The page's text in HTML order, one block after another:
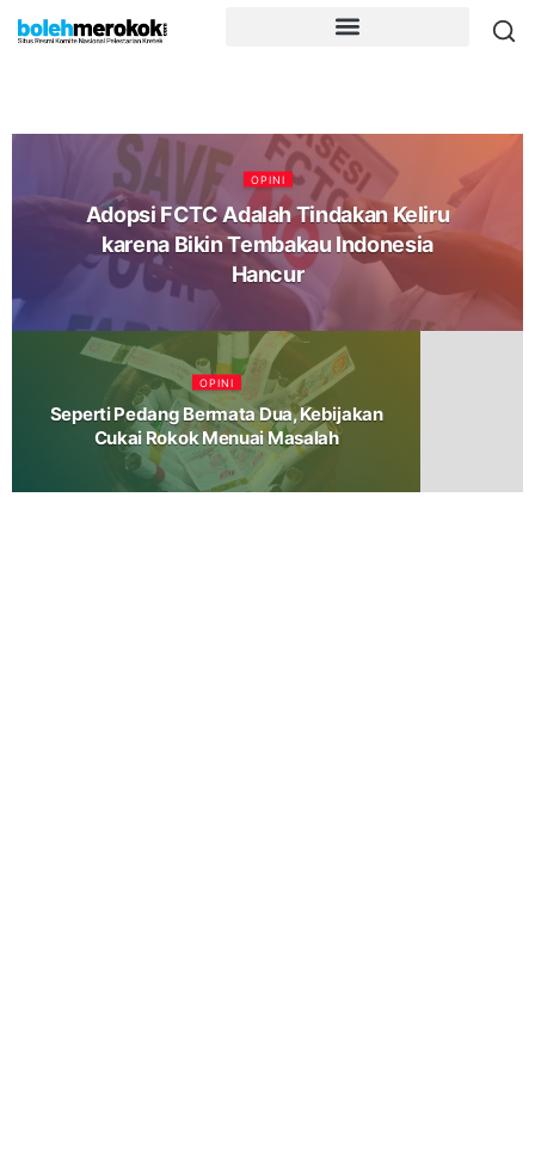
OPINI
Adopsi FCTC Adalah Tindakan Keliru
karena Bikin Tembakau Indonesia
Hancur
OPINI
Seperti Pedang Bermata Dua, Kebijakan
Cukai Rokok Menuai Masalah